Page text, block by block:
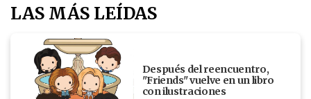
LAS MÁS LEÍDAS
Después del reencuentro,
"Friends" vuelve en un libro
con ilustraciones